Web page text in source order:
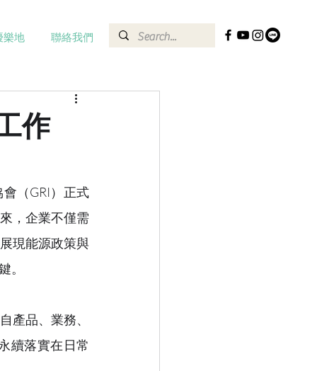
樂地 聯絡我們
作
（GRI）正式
，企業不僅需
現能源政策與
。
產品、業務、
續落實在日常